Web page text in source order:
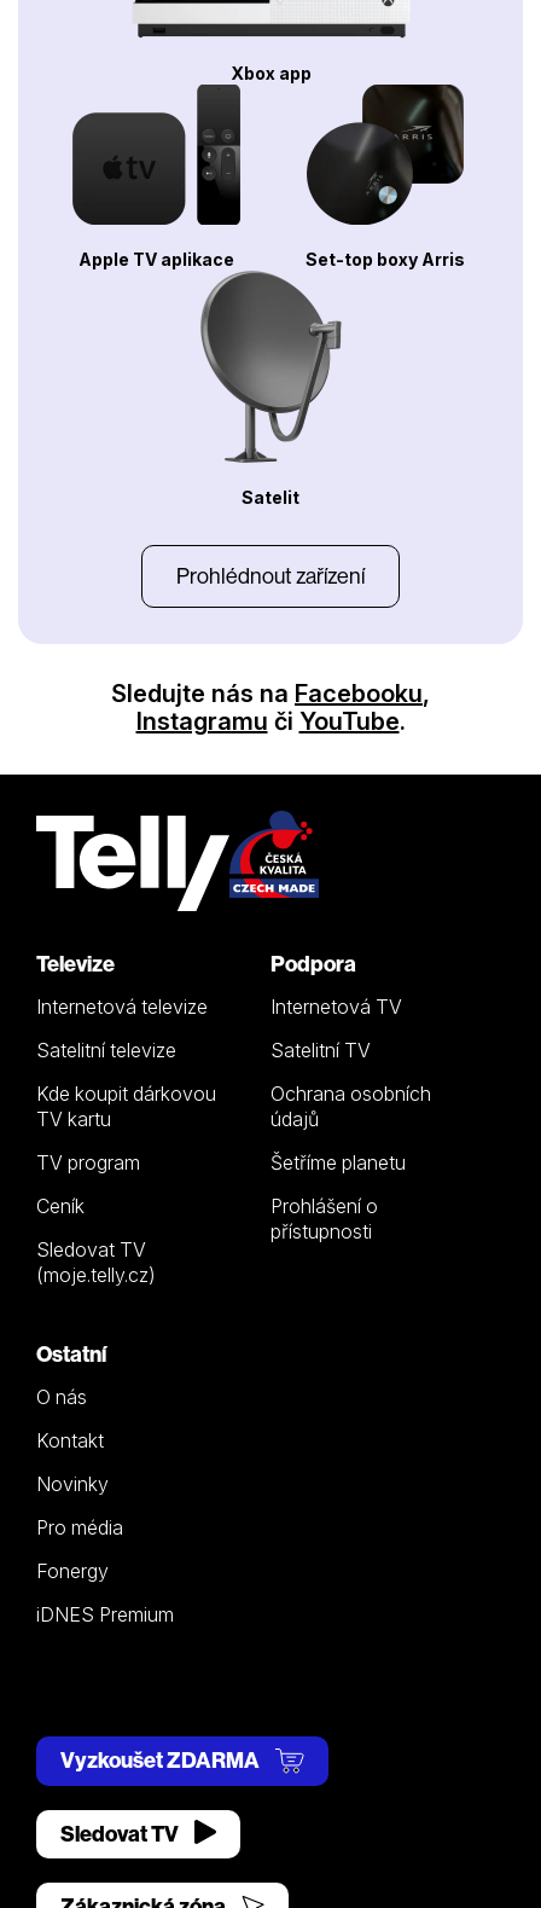
Xbox app
Apple TV aplikace Set-top boxy Arris
Satelit
Prohlédnout zařízení
Sledujte nás na Facebooku,
Instagramu či YouTube.
Televize
Internetová televize
Satelitní televize
Kde koupit dárkovou
TV kartu
TV program
Ceník
Sledovat TV
(moje.telly.cz)
Podpora
Internetová TV
Satelitní TV
Ochrana osobních
údajů
Šetříme planetu
Prohlášení o
přístupnosti
Ostatní
O nás
Kontakt
Novinky
Pro média
Fonergy
iDNES Premium
Vyzkoušet ZDARMA
Sledovat TV